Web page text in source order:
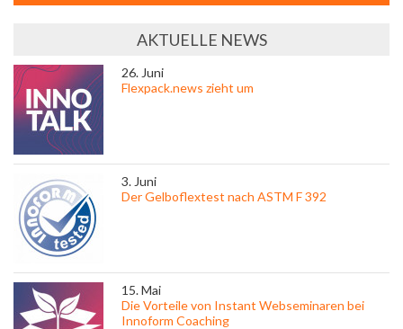
AKTUELLE NEWS
26. Juni
Flexpack.news zieht um
3. Juni
Der Gelboflextest nach ASTM F 392
15. Mai
Die Vorteile von Instant Webseminaren bei
Innoform Coaching